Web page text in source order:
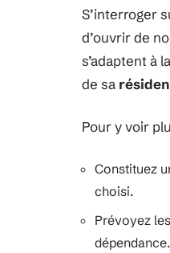
S’interroger
d’ouvrir de
s’adaptent à
de sa
Pour y voir
Constituez
choisi.
Prévoyez les
dépendance.